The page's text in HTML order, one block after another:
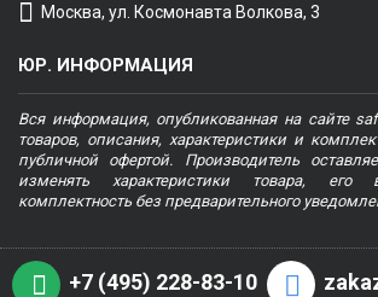
Москва, ул. Космонавта Волкова, 3
ЮР. ИНФОРМАЦИЯ
Вся информация, опубликованная на сайте
товаров, описания, характеристики и
публичной офертой. Производитель
изменять характеристики товара,
комплектность без предварительного
+7 (495) 228-83-10